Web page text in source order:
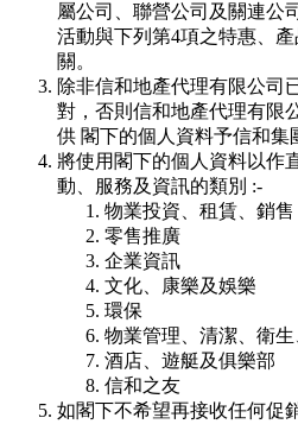
屬公司、聯營公司及關連公
活動與下列第4項之特惠、
關。
除非信和地產代理有限公司
對，否則信和地產代理有限
供 閣下的個人資料予信和集
將使用閣下的個人資料以作
動、服務及資訊的類別 :-
物業投資、租賃、銷售
零售推廣
企業資訊
文化、康樂及娛樂
環保
物業管理、清潔、衛
酒店、遊艇及俱樂部
信和之友
如閣下不希望再接收任何促